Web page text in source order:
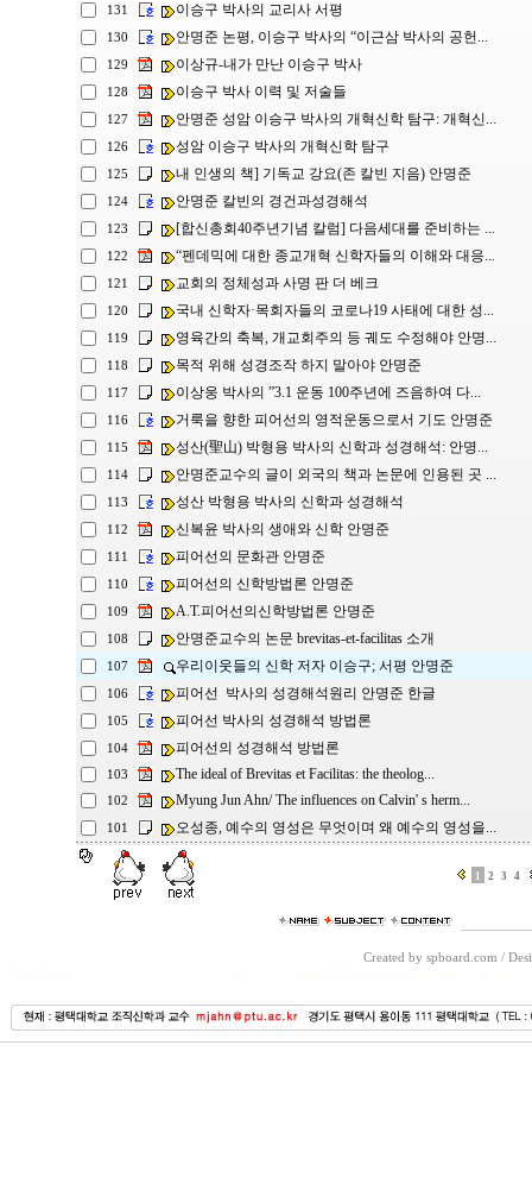
131 이승구 박사의 교리사 서평
130 안명준 논평, 이승구 박사의 “이근삼 박사의 공헌...
129 이상규-내가 만난 이승구 박사
128 이승구 박사 이력 및 저술들
127 안명준 성암 이승구 박사의 개혁신학 탐구: 개혁신...
126 성암 이승구 박사의 개혁신학 탐구
125 내 인생의 책] 기독교 강요(존 칼빈 지음) 안명준
124 안명준 칼빈의 경건과성경해석
123 [합신총회40주년기념 칼럼] 다음세대를 준비하는 ...
122 “펜데믹에 대한 종교개혁 신학자들의 이해와 대응...
121 교회의 정체성과 사명 판 더 베크
120 국내 신학자·목회자들의 코로나19 사태에 대한 성...
119 영육간의 축복, 개교회주의 등 궤도 수정해야 안명...
118 목적 위해 성경조작 하지 말아야 안명준
117 이상웅 박사의 ”3.1 운동 100주년에 즈음하여 다...
116 거룩을 향한 피어선의 영적운동으로서 기도 안명준
115 성산(聖山) 박형용 박사의 신학과 성경해석: 안명...
114 안명준교수의 글이 외국의 책과 논문에 인용된 곳 ...
113 성산 박형용 박사의 신학과 성경해석
112 신복윤 박사의 생애와 신학 안명준
111 피어선의 문화관 안명준
110 피어선의 신학방법론 안명준
109 A.T.피어선의신학방법론 안명준
108 안명준교수의 논문 brevitas-et-facilitas 소개
107 우리이웃들의 신학 저자 이승구; 서평 안명준
106 피어선 박사의 성경해석원리 안명준 한글
105 피어선 박사의 성경해석 방법론
104 피어선의 성경해석 방법론
103 The ideal of Brevitas et Facilitas: the theolog...
102 Myung Jun Ahn/ The influences on Calvin' s herm...
101 오성종, 예수의 영성은 무엇이며 왜 예수의 영성을...
1 2 3 4
Created by spboard.com /